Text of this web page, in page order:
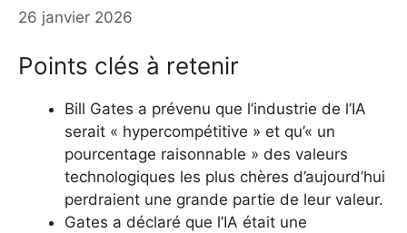
26 janvier 2026
Points clés à retenir
Bill Gates a prévenu que l’industrie de l’IA
serait « hypercompétitive » et qu’« un
pourcentage raisonnable » des valeurs
technologiques les plus chères d’aujourd’hui
perdraient une grande partie de leur valeur.
Gates a déclaré que l’IA était une